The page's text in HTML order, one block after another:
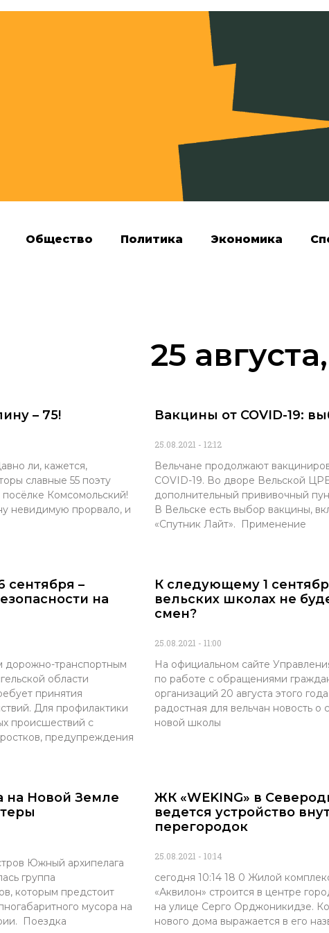
Общество Политика Экономика
25
– 75!
ли, кажется,
славные 55 поэту
Комсомольский!
невидимую прорвало, и
Вакцины от COVID-19:
25.08.2021 12:12
Вельчане продолжают
COVID-19. Во дворе Вельской
дополнительный прививочный
В Вельске есть выбор вакцины,
«Спутник Лайт». Применение
сентября –
на
дорожно-транспортным
области
принятия
Для профилактики
происшествий с
предупреждения
К следующему 1
вельских школах не
смен?
25.08.2021 11:00
На официальном сайте
по работе с обращениями
организаций 20 августа этого
радостная для вельчан новость о
новой школы
на Новой Земле
Южный архипелага
группа
которым предстоит
мусора на
Поездка
ЖК «WEKING» в
ведется устройство
перегородок
25.08.2021 10:14
сегодня 10:14 18 0 Жилой
«Аквилон» строится в центре
на улице Серго Орджоникидзе.
нового дома выражается в его